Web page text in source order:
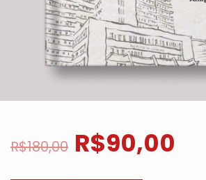
R$180,00 R$90,00